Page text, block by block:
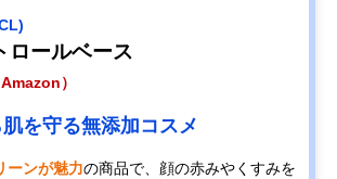
ロールベース
）
を守る無添加コスメ
ーンが魅力の商品で、顔の赤みやくすみを